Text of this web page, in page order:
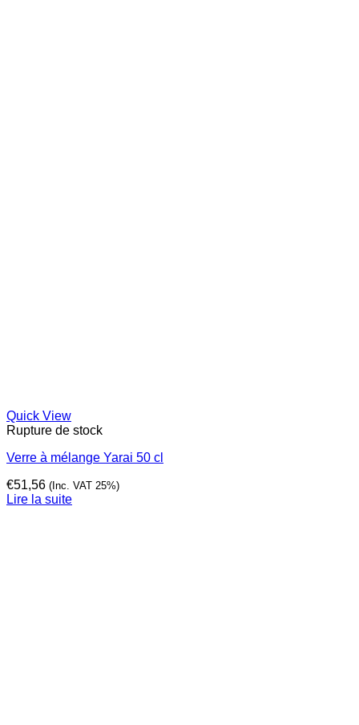
Quick View
Rupture de stock
Verre à mélange Yarai 50 cl
€51,56 (Inc. VAT 25%)
Lire la suite